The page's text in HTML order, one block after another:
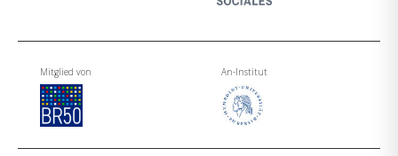
Mitglied von An-Institut